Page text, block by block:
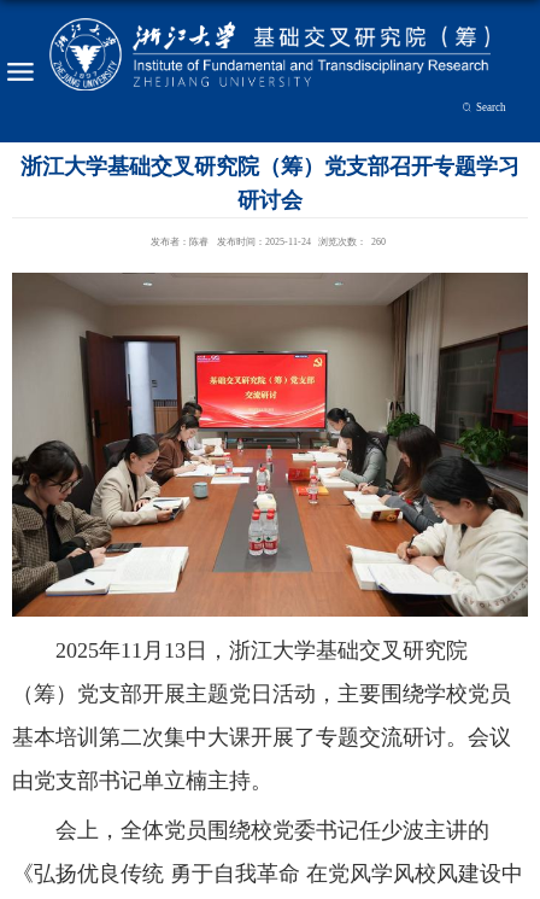
Search
浙江大学基础交叉研究院（筹）党支部召开专题学习
研讨会
发布者：陈睿 发布时间：2025-11-24 浏览次数： 260
2025年11月13日，浙江大学基础交叉研究院
（筹）党支部开展主题党日活动，主要围绕学校党员
基本培训第二次集中大课开展了专题交流研讨。会议
由党支部书记单立楠主持。
会上，全体党员围绕校党委书记任少波主讲的
《弘扬优良传统 勇于自我革命 在党风学风校风建设中